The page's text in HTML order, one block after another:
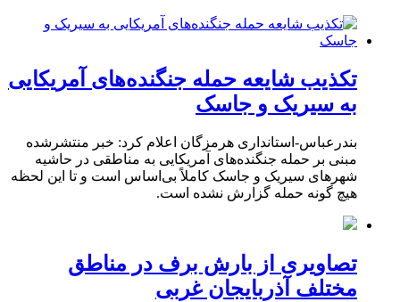
تکذیب شایعه حمله جنگنده‌های آمریکایی
به سیریک و جاسک
بندرعباس-استانداری هرمزگان اعلام کرد: خبر منتشرشده
مبنی بر حمله جنگنده‌های آمریکایی به مناطقی در حاشیه
شهرهای سیریک و جاسک کاملاً بی‌اساس است و تا این لحظه
هیچ گونه حمله گزارش نشده است.
تصاویری از بارش برف در مناطق
مختلف آذربایجان غربی